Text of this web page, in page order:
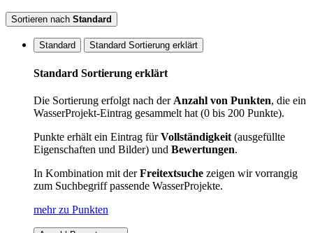
Sortieren nach Standard
Standard Standard Sortierung erklärt
Standard Sortierung erklärt
Die Sortierung erfolgt nach derAnzahl von Punkten, die ein
WasserProjekt-Eintrag gesammelt hat (0 bis 200 Punkte).
Punkte erhält ein Eintrag fürVollständigkeit(ausgefüllte
Eigenschaften und Bilder) und Bewertungen.
In Kombination mit derFreitextsuche zeigen wir vorrangig
zum Suchbegriff passende WasserProjekte.
mehr zu Punkten